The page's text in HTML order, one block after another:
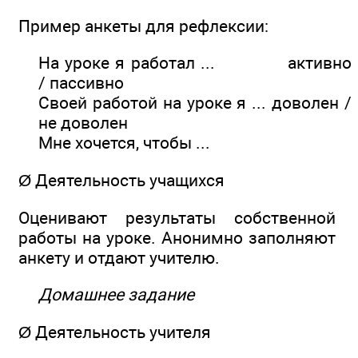
Пример анкеты для рефлексии:
На уроке я работал ... активно
/ пассивно
Своей работой на уроке я ... доволен /
не доволен
Мне хочется, чтобы ...
Ø Деятельность учащихся
Оценивают результаты собственной
работы на уроке. Анонимно заполняют
анкету и отдают учителю.
Домашнее задание
Ø Деятельность учителя